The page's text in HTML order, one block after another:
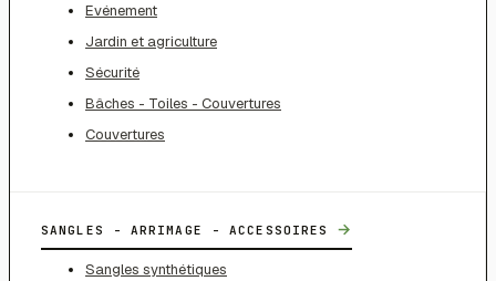
Evénement
Jardin et agriculture
Sécurité
Bâches - Toiles - Couvertures
Couvertures
SANGLES - ARRIMAGE - ACCESSOIRES →
Sangles synthétiques